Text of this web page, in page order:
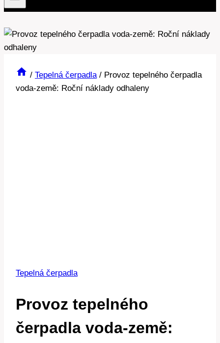
/ Tepelná čerpadla / Provoz tepelného čerpadla
voda-země: Roční náklady odhaleny
Tepelná čerpadla
Provoz tepelného
čerpadla voda-země: